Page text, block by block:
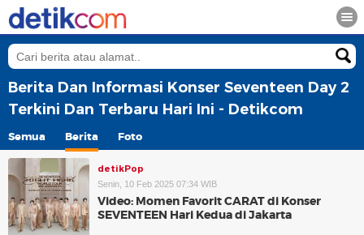
Berita Dan Informasi Konser Seventeen Day 2
Terkini Dan Terbaru Hari Ini - Detikcom
Semua Berita Foto
detikPop
Senin, 10 Feb 2025 07:34 WIB
Video: Momen Favorit CARAT di Konser
SEVENTEEN Hari Kedua di Jakarta